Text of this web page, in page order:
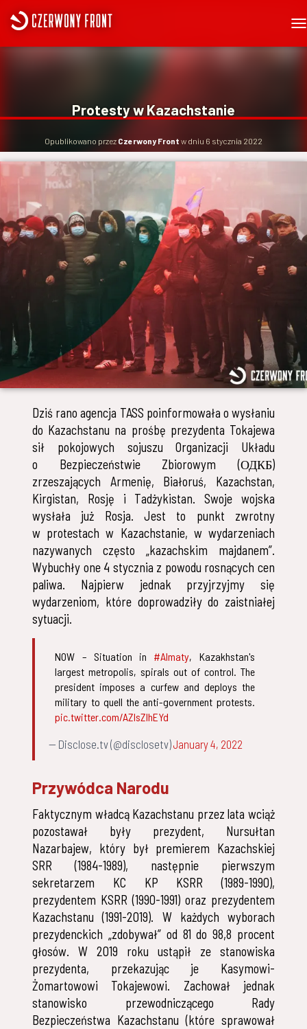
R
A
W
J
Ę
Protesty w Kazachstanie
Opublikowano przez Czerwony Front w dniu 6 stycznia 2022
Dziś rano agencja TASS poinformowała o wysłaniu
do Kazachstanu na prośbę prezydenta Tokajewa
sił pokojowych sojuszu Organizacji Układu
o Bezpieczeństwie Zbiorowym (ОДКБ)
zrzeszających Armenię, Białoruś, Kazachstan,
Kirgistan, Rosję i Tadżykistan. Swoje wojska
wysłała już Rosja. Jest to punkt zwrotny
w protestach w Kazachstanie, w wydarzeniach
nazywanych często „kazachskim majdanem”.
Wybuchły one 4 stycznia z powodu rosnących cen
paliwa. Najpierw jednak przyjrzyjmy się
wydarzeniom, które doprowadziły do zaistniałej
sytuacji.
NOW – Situation in #Almaty, Kazakhstan's
largest metropolis, spirals out of control. The
president imposes a curfew and deploys the
military to quell the anti-government protests.
pic.twitter.com/AZIsZlhEYd
— Disclose.tv (@disclosetv)January 4, 2022
Przywódca Narodu
Faktycznym władcą Kazachstanu przez lata wciąż
pozostawał były prezydent, Nursułtan
Nazarbajew, który był premierem Kazachskiej
SRR (1984-1989), następnie pierwszym
sekretarzem KC KP KSRR (1989-1990),
prezydentem KSRR (1990-1991) oraz prezydentem
Kazachstanu (1991-2019). W każdych wyborach
prezydenckich „zdobywał” od 81 do 98,8 procent
głosów. W 2019 roku ustąpił ze stanowiska
prezydenta, przekazując je Kasymowi-
Żomartowowi Tokajewowi. Zachował jednak
stanowisko przewodniczącego Rady
Bezpieczeństwa Kazachstanu (które sprawował